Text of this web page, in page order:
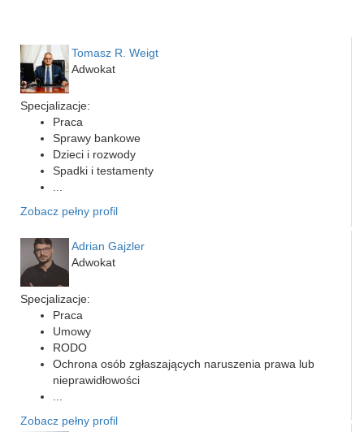
Tomasz R. Weigt
Adwokat
Specjalizacje:
Praca
Sprawy bankowe
Dzieci i rozwody
Spadki i testamenty
Zobacz pełny profil
Adrian Gajzler
Adwokat
Specjalizacje:
Praca
Umowy
RODO
Ochrona osób zgłaszających naruszenia prawa lub
nieprawidłowości
Zobacz pełny profil